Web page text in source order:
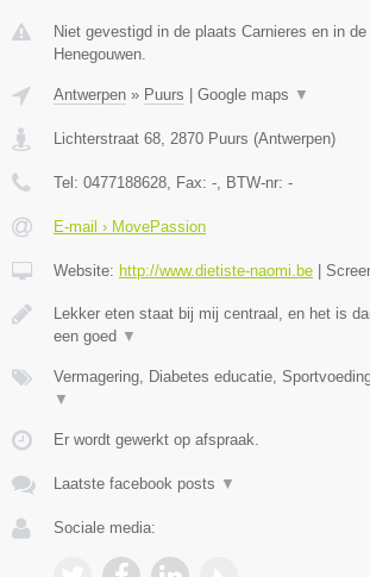
Niet gevestigd in de plaats Carnieres en in
Henegouwen.
Antwerpen » Puurs Google maps ▼
Lichterstraat 68 2870 Puurs (Antwerpen)
Tel: 0477188628 , Fax: - , BTW-nr: -
E-mail › MovePassion
Website: http://www.dietiste-naomi.be
Lekker eten staat bij mij centraal, en het is
een goed ▼
Vermagering, Diabetes educatie,
▼
Er wordt gewerkt op afspraak.
Laatste facebook posts ▼
Sociale media: